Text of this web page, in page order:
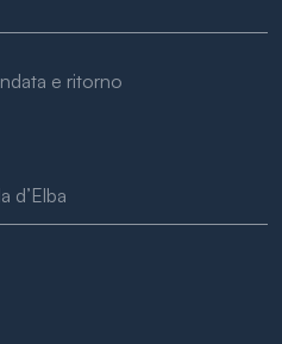
e ritorno
d’Elba